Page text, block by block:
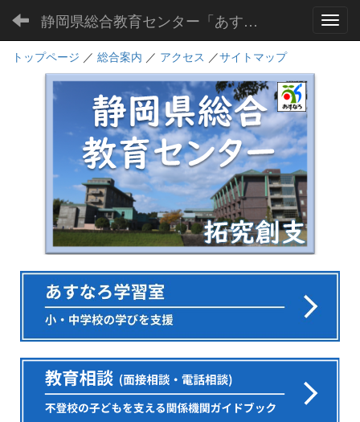
静岡県総合教育センター「あすなろ」
トップページ ／ 総合案内 ／ アクセス ／サイトマップ